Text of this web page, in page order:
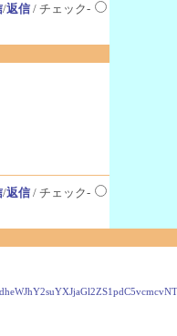
/返信/ チェック-
/返信/ チェック-